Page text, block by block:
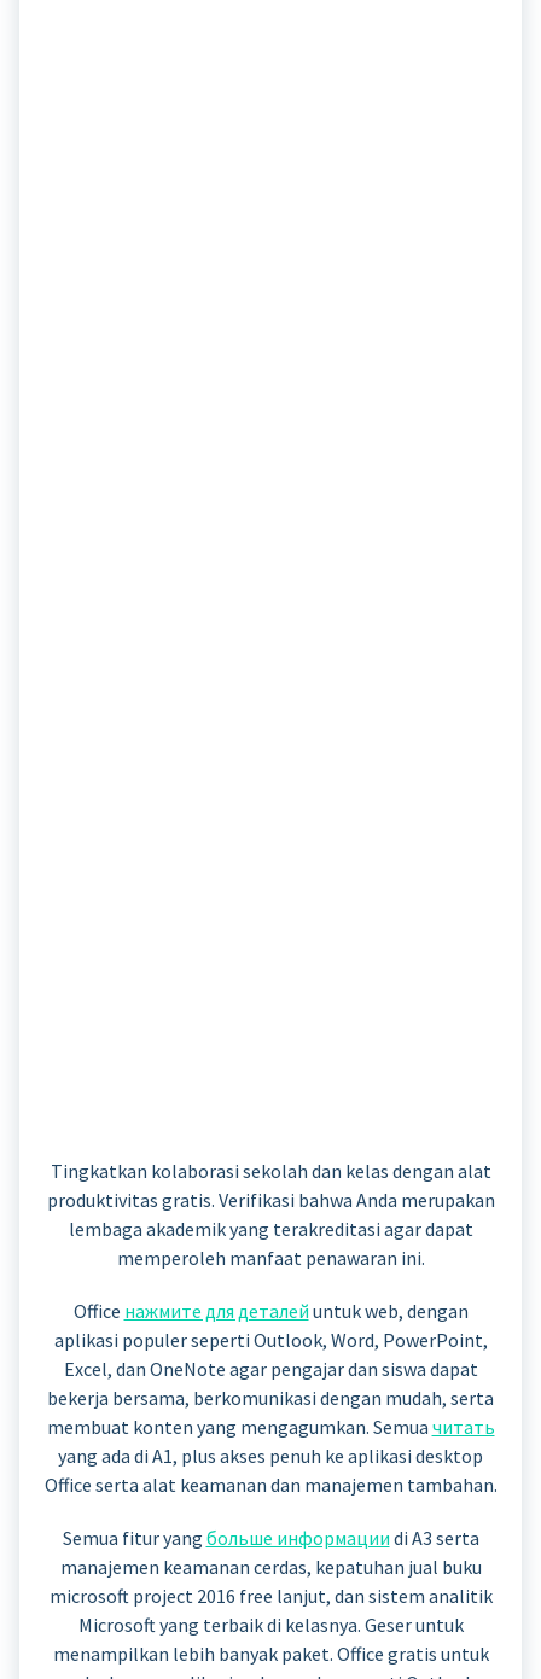
Tingkatkan kolaborasi sekolah dan kelas dengan alat
produktivitas gratis. Verifikasi bahwa Anda merupakan
lembaga akademik yang terakreditasi agar dapat
memperoleh manfaat penawaran ini.
Office нажмите для деталей untuk web, dengan
aplikasi populer seperti Outlook, Word, PowerPoint,
Excel, dan OneNote agar pengajar dan siswa dapat
bekerja bersama, berkomunikasi dengan mudah, serta
membuat konten yang mengagumkan. Semua читать
yang ada di A1, plus akses penuh ke aplikasi desktop
Office serta alat keamanan dan manajemen tambahan.
Semua fitur yang больше информации di A3 serta
manajemen keamanan cerdas, kepatuhan jual buku
microsoft project 2016 free lanjut, dan sistem analitik
Microsoft yang terbaik di kelasnya. Geser untuk
menampilkan lebih banyak paket. Office gratis untuk